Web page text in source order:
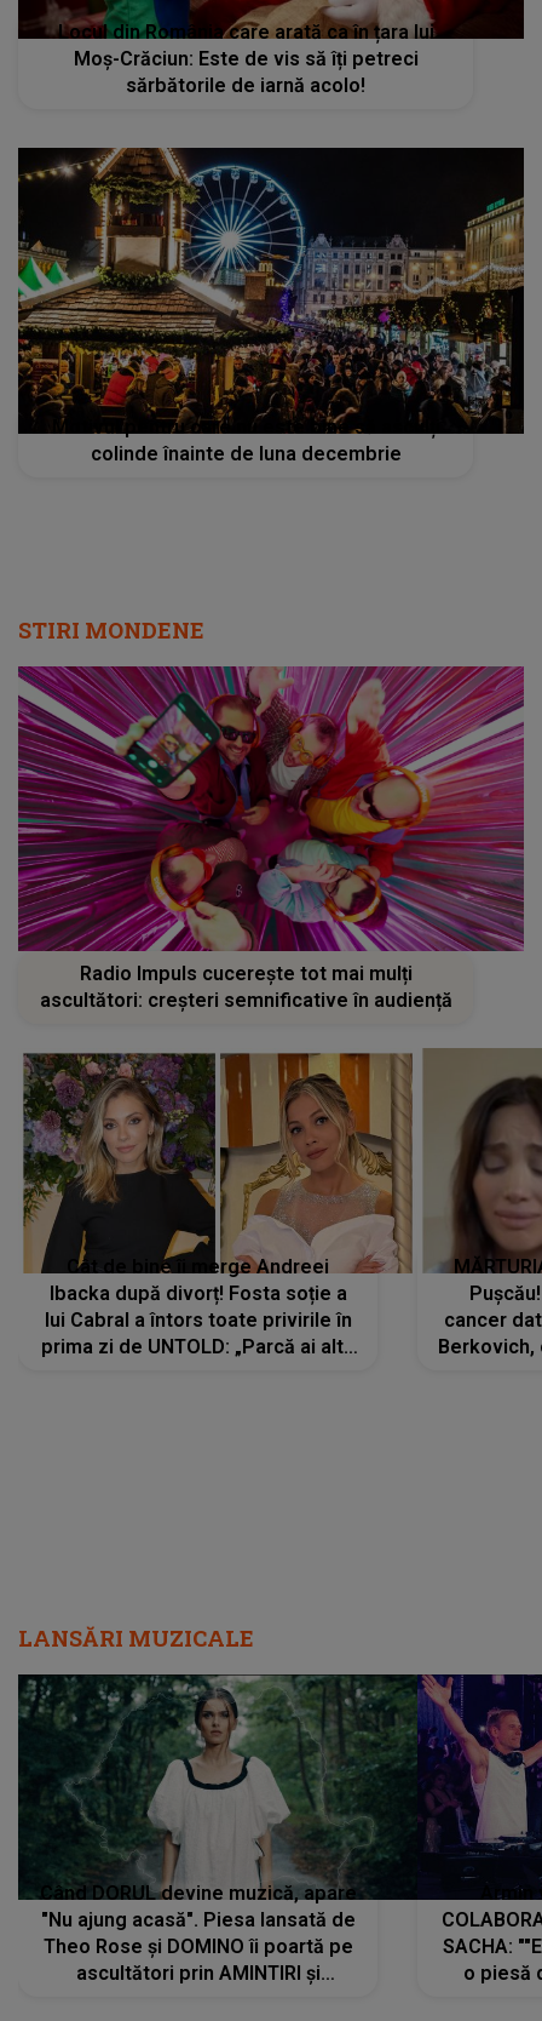
Locul din România care arată ca în țara lui
Moș-Crăciun: Este de vis să îți petreci
sărbătorile de iarnă acolo!
Motivul pentru care nu este bine să asculți
colinde înainte de luna decembrie
STIRI MONDENE
Radio Impuls cucerește tot mai mulți
ascultători: creșteri semnificative în audiență
Cât de bine îi merge Andreei
Ibacka după divorț! Fosta soție a
lui Cabral a întors toate privirile în
prima zi de UNTOLD: „Parcă ai altă
cancer
Berkovich,
LANSĂRI MUZICALE
Când DORUL devine muzică, apare
"Nu ajung acasă". Piesa lansată de
Theo Rose și DOMINO îi poartă pe
ascultători prin AMINTIRI și
SACHA:
o piesă